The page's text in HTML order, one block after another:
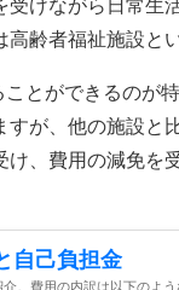
けながら日常生
齢者福祉施設と
とができるのが
が、他の施設と
、費用の減免を
自己負担金
。費用の内訳は以下のよ